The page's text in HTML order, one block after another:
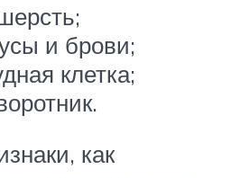
и брови;
клетка;
как